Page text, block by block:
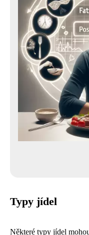
Typy jídel
Některé typy jídel